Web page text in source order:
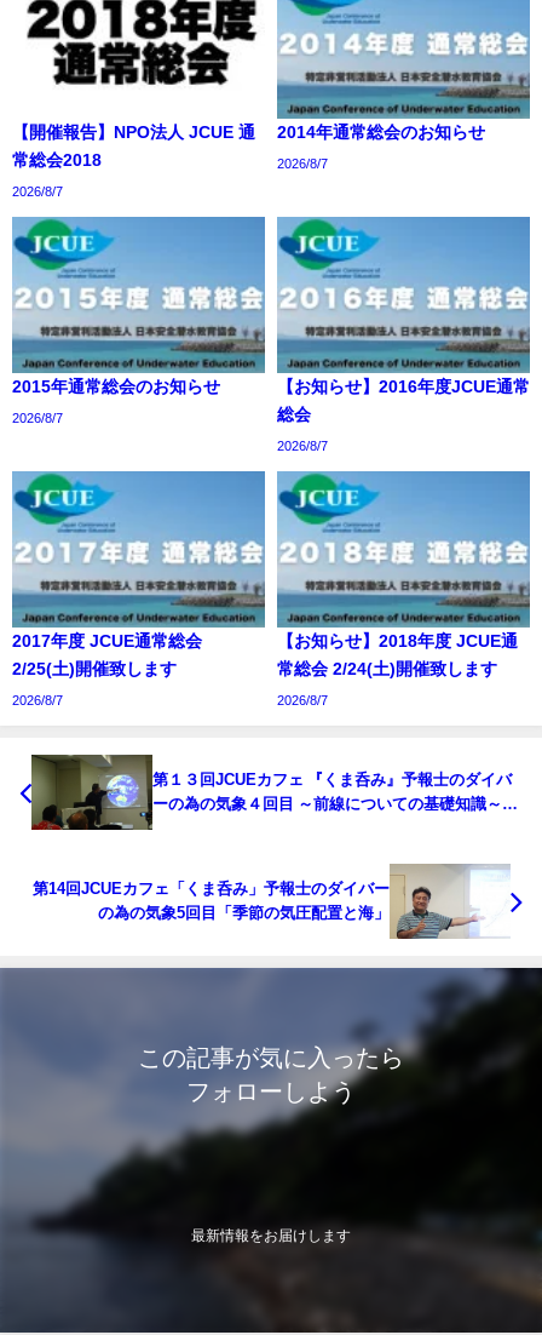
【開催報告】NPO法人 JCUE 通
常総会2018
2026/8/7
2014年通常総会のお知らせ
2026/8/7
2015年通常総会のお知らせ
2026/8/7
【お知らせ】2016年度JCUE通常
総会
2026/8/7
2017年度 JCUE通常総会
2/25(土)開催致します
2026/8/7
【お知らせ】2018年度 JCUE通
常総会 2/24(土)開催致します
2026/8/7
第１３回JCUEカフェ 『くま呑み』予報士のダイバ
ーの為の気象４回目 ～前線についての基礎知識～開
第14回JCUEカフェ「くま呑み」予報士のダイバー
の為の気象5回目「季節の気圧配置と海」
この記事が気に入ったら
フォローしよう
最新情報をお届けします